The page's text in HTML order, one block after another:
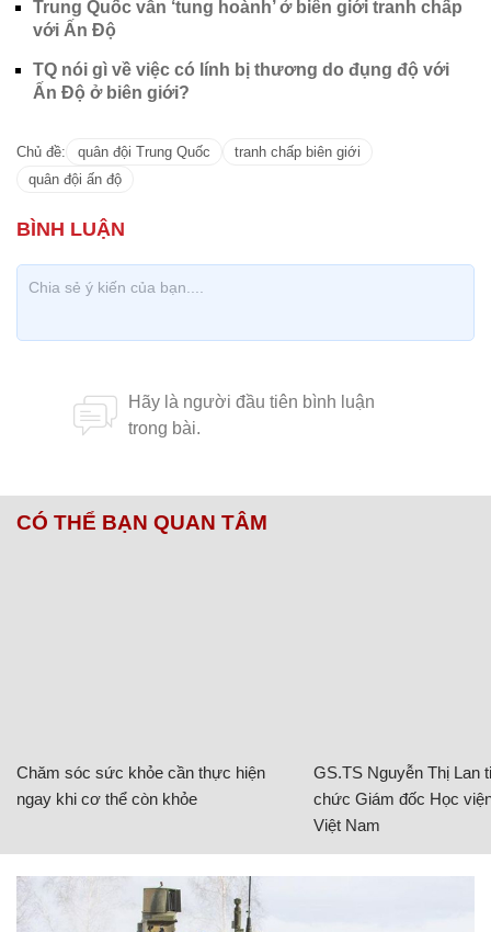
Trung Quốc vẫn ‘tung hoành’ ở biên giới tranh chấp
với Ấn Độ
TQ nói gì về việc có lính bị thương do đụng độ với
Ấn Độ ở biên giới?
Chủ đề: quân đội Trung Quốc
tranh chấp biên giới
quân đội ấn độ
CÓ THỂ BẠN QUAN TÂM
Chăm sóc sức khỏe cần thực hiện
ngay khi cơ thể còn khỏe
GS.TS Nguyễn Thị Lan
chức Giám đốc Học
Việt Nam